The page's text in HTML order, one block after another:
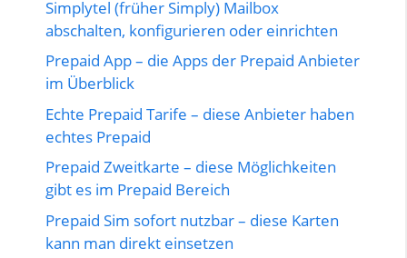
Simplytel (früher Simply) Mailbox
abschalten, konfigurieren oder einrichten
Prepaid App – die Apps der Prepaid Anbieter
im Überblick
Echte Prepaid Tarife – diese Anbieter haben
echtes Prepaid
Prepaid Zweitkarte – diese Möglichkeiten
gibt es im Prepaid Bereich
Prepaid Sim sofort nutzbar – diese Karten
kann man direkt einsetzen